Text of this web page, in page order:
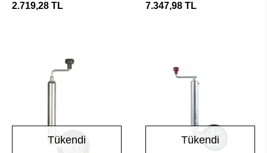
Tekerleği
2.719,28 TL 7.347,98 TL
Tükendi Tükendi